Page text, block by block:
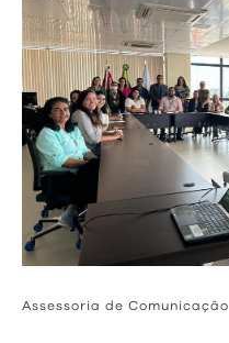
Assessoria de Comunicação